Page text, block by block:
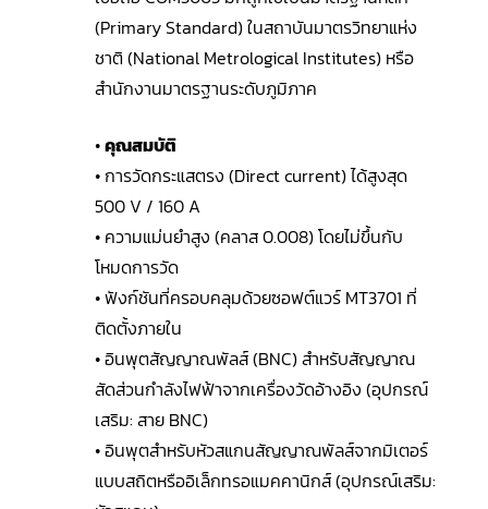
(Primary Standard) ในสถาบันมาตรวิทยาแห่ง
ชาติ (National Metrological Institutes) หรือ
สำนักงานมาตรฐานระดับภูมิภาค
•คุณสมบัติ
• การวัดกระแสตรง (Direct current) ได้สูงสุด
500 V / 160 A
• ความแม่นยำสูง (คลาส 0.008) โดยไม่ขึ้นกับ
โหมดการวัด
• ฟังก์ชันที่ครอบคลุมด้วยซอฟต์แวร์ MT3701 ที่
ติดตั้งภายใน
• อินพุตสัญญาณพัลส์ (BNC) สำหรับสัญญาณ
สัดส่วนกำลังไฟฟ้าจากเครื่องวัดอ้างอิง (อุปกรณ์
เสริม: สาย BNC)
• อินพุตสำหรับหัวสแกนสัญญาณพัลส์จากมิเตอร์
แบบสถิตหรืออิเล็กทรอแมคคานิกส์ (อุปกรณ์เสริม: